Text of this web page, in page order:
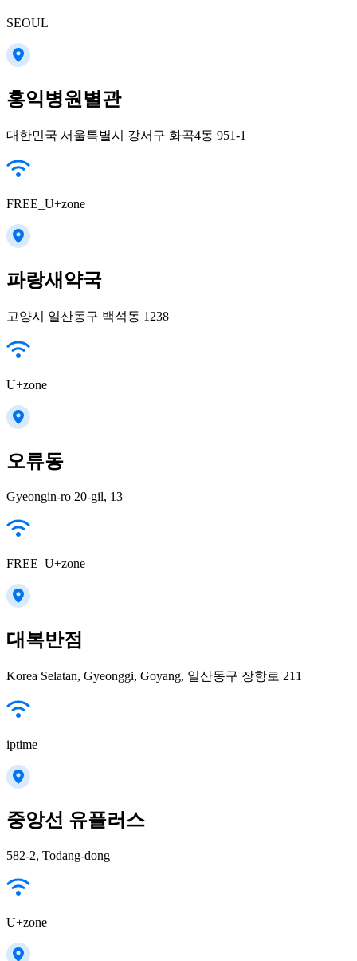
SEOUL
홍익병원별관
대한민국 서울특별시 강서구 화곡4동 951-1
FREE_U+zone
파랑새약국
고양시 일산동구 백석동 1238
U+zone
오류동
Gyeongin-ro 20-gil, 13
FREE_U+zone
대복반점
Korea Selatan, Gyeonggi, Goyang, 일산동구 장항로 211
iptime
중앙선 유플러스
582-2, Todang-dong
U+zone